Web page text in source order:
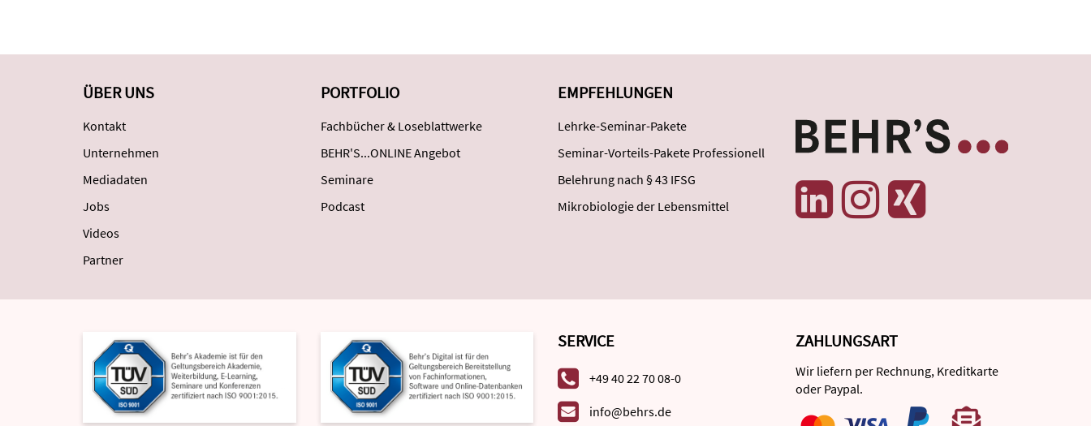
ÜBER UNS
Kontakt
Unternehmen
Mediadaten
Jobs
Videos
Partner
PORTFOLIO
Fachbücher & Loseblattwerke
BEHR'S...ONLINE Angebot
Seminare
Podcast
EMPFEHLUNGEN
Lehrke-Seminar-Pakete
Seminar-Vorteils-Pakete Professionell
Belehrung nach § 43 IFSG
Mikrobiologie der Lebensmittel
SERVICE
+49 40 22 70 08-0
info@behrs.de
ZAHLUNGSART
Wir liefern per Rechnung, Kreditkarte
oder Paypal.